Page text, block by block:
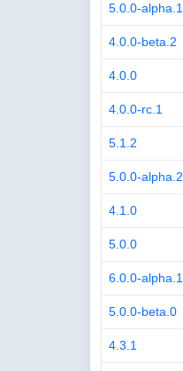
5.0.0-alpha.1
4.0.0-beta.2
4.0.0
4.0.0-rc.1
5.1.2
5.0.0-alpha.2
4.1.0
5.0.0
6.0.0-alpha.1
5.0.0-beta.0
4.3.1